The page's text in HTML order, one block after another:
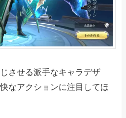
させる派手なキャラデザ
なアクションに注目してほ